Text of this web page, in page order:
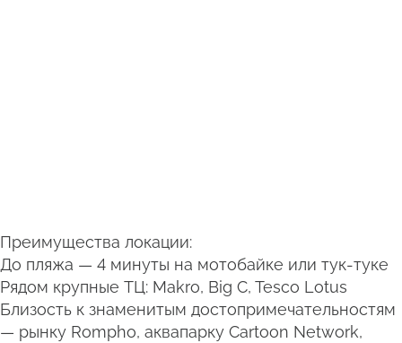
Преимущества локации:
До пляжа — 4 минуты на мотобайке или тук-туке
Рядом крупные ТЦ: Makro, Big C, Tesco Lotus
Близость к знаменитым достопримечательностям
— рынку Rompho, аквапарку Cartoon Network,